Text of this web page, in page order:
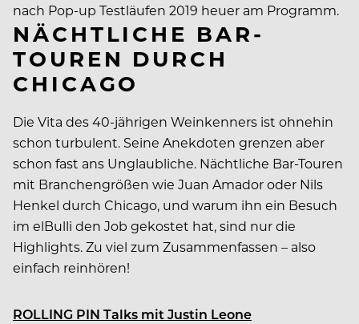
nach Pop-up Testläufen 2019 heuer am Programm.
NÄCHTLICHE BAR-
TOUREN DURCH
CHICAGO
Die Vita des 40-jährigen Weinkenners ist ohnehin
schon turbulent. Seine Anekdoten grenzen aber
schon fast ans Unglaubliche. Nächtliche Bar-Touren
mit Branchengrößen wie Juan Amador oder Nils
Henkel durch Chicago, und warum ihn ein Besuch
im elBulli den Job gekostet hat, sind nur die
Highlights. Zu viel zum Zusammenfassen – also
einfach reinhören!
ROLLING PIN Talks mit Justin Leone